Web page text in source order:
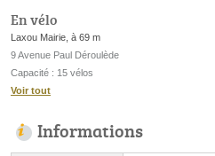
En vélo
Laxou Mairie, à 69 m
9 Avenue Paul Déroulède
Capacité : 15 vélos
Voir tout
Informations